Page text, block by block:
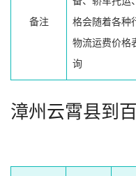
备注
格会随着各种
物流运费价格
询
漳州云霄县到